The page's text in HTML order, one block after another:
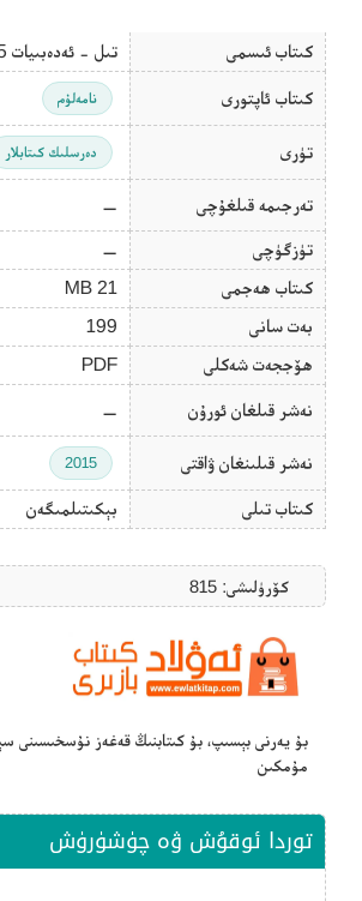
كىتاب ئىسمى تىل - ئەدەبىيات 5-يىللىق 2
كىتاب ئاپتورى نامەلۇم
تۈرى دەرسلىك كىتابلار
تەرجىمە قىلغۇچى —
تۈزگۈچى
—
كىتاب ھەجمى
21 MB
بەت سانى
199
ھۆججەت شەكلى
PDF
نەشر قىلغان ئورۇن —
نەشر قىلىنغان ۋاقتى 2015
كىتاب تىلى بېكىتىلمىگەن
كۆرۈلىشى: 815
بۇ يەرنى بېسىپ، بۇ كىتابنىڭ قەغەز نۇسخىسىنى
مۇمكىن
توردا ئوقۇش ۋە چۈشۈرۈش